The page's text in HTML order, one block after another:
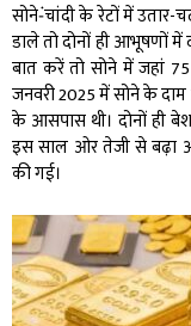
सोने-ंचांदी के रेटों में उतार-
डाले तो दोनों ही आभूषणों में
बात करें तो सोने में जहां
जनवरी 2025 में सोने के
के आसपास थी। दोनों ही
इस साल ओर तेजी से बढ़ा
की गई।